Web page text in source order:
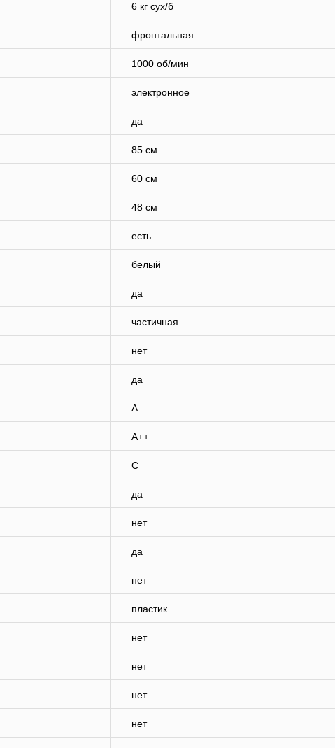
6 кг сух/б
фронтальная
1000 об/мин
электронное
да
85 см
60 см
48 см
есть
белый
да
частичная
нет
да
A
A++
C
да
нет
да
нет
пластик
нет
нет
нет
нет